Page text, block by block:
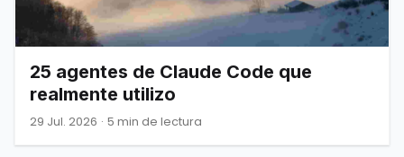
25 agentes de Claude Code que
realmente utilizo
29 Jul. 2026 · 5 min de lectura